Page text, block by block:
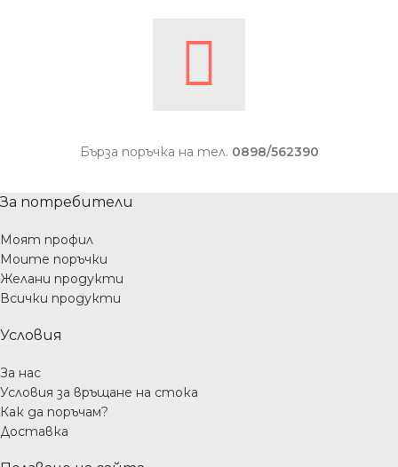
Бърза поръчка на тел. 0898/562390
За потребители
Моят профил
Моите поръчки
Желани продукти
Всички продукти
Условия
За нас
Условия за връщане на стока
Как да поръчам?
Доставка